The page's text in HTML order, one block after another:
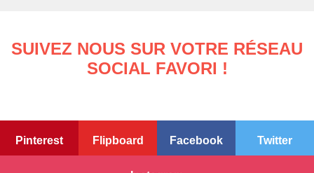
SUIVEZ NOUS SUR VOTRE RÉSEAU
SOCIAL FAVORI !
Pinterest Flipboard Facebook Twitter